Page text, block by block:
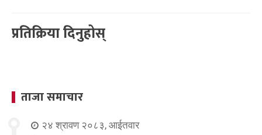
प्रतिक्रिया दिनुहोस्
ताजा समाचार
२४ श्रावण २०८३, आईतवार